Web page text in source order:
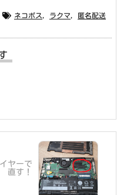
ネコポス ラクマ 匿名配送
ヤーで
直す！